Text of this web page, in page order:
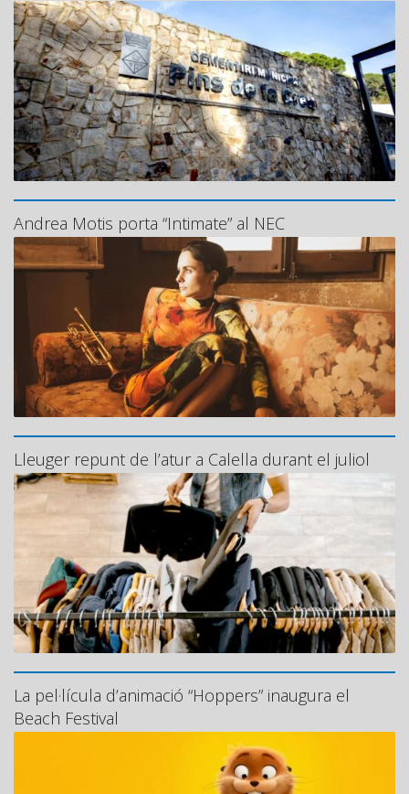
Andrea Motis porta “Intimate” al NEC
Lleuger repunt de l’atur a Calella durant el juliol
La pel·lícula d’animació “Hoppers” inaugura el
Beach Festival